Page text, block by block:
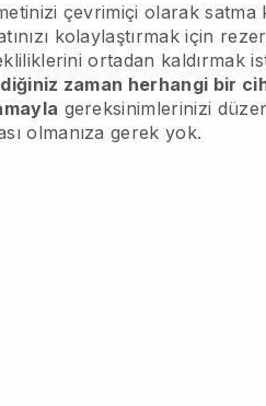
çevrimiçi olarak satma
kolaylaştırmak için
ortadan kaldırmak
zaman herhangi bir
gereksinimlerinizi
olmanıza gerek yok.